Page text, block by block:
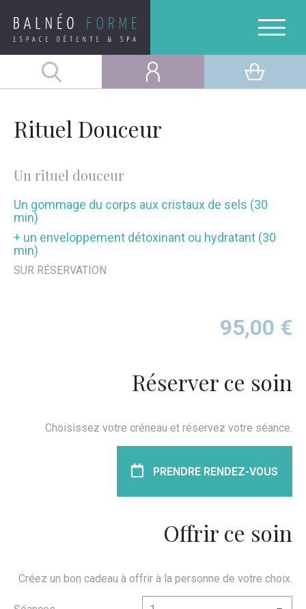
Rituel Douceur
Un rituel douceur
Un gommage du corps aux cristaux de sels (30
min)
+ un enveloppement détoxinant ou hydratant (30
min)
SUR RÉSERVATION
95,00 €
Réserver ce soin
Choisissez votre créneau et réservez votre séance.
PRENDRE RENDEZ-VOUS
Offrir ce soin
Créez un bon cadeau à offrir à la personne de votre choix.